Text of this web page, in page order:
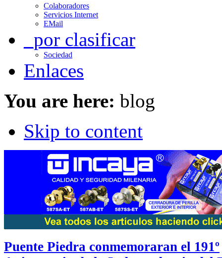
Colaboradores
Servicios Internet
EMail
_por clasificar
Sociedad
Enlaces
You are here: blog
Skip to content
Puente Piedra conmemoraran el 191º